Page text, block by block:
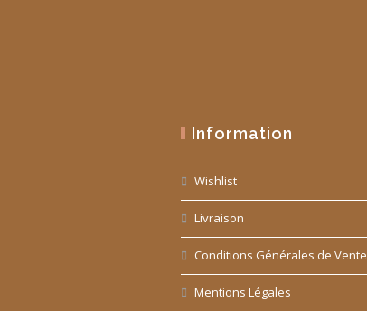
Information
Wishlist
Livraison
Conditions Générales de Vente
Mentions Légales